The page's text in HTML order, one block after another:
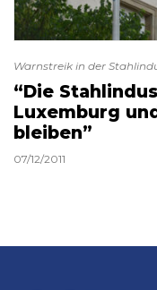
Warnstreik in der
“Die
Luxemburg
bleiben”
07/12/2011